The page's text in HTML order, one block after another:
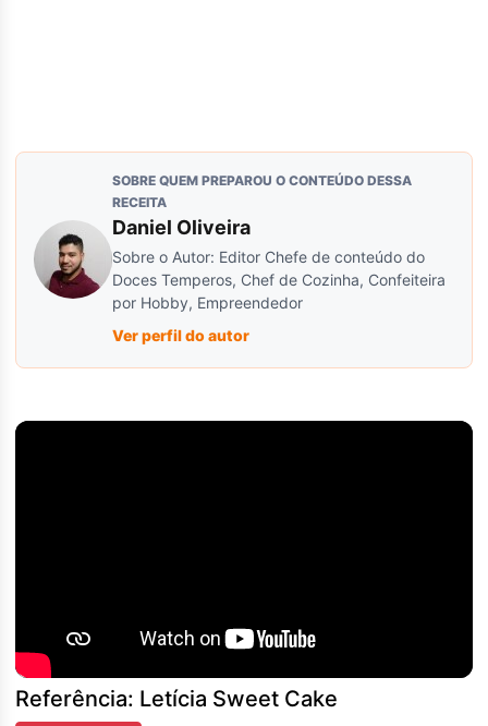
SOBRE QUEM PREPAROU O CONTEÚDO DESSA
RECEITA
Daniel Oliveira
Sobre o Autor: Editor Chefe de conteúdo do
Doces Temperos, Chef de Cozinha, Confeiteira
por Hobby, Empreendedor
Ver perfil do autor
Referência: Letícia Sweet Cake